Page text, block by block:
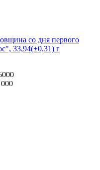
со дня первого
33,94(±0,31) г